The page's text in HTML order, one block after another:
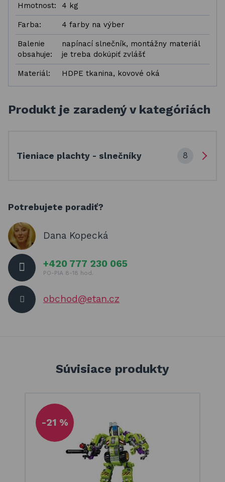
Hmotnost: 4 kg
Farba: 4 farby na výber
Balenie
obsahuje:
napínací slnečník, montážny materiál
je treba dokúpiť zvlášť
Materiál: HDPE tkanina, kovové oká
Produkt je zaradený v kategóriách
Tieniace plachty - slnečníky 8
Potrebujete poradiť?
Dana Kopecká
+420 777 230 065
PO-PIA 8-18 hod.
obchod@etan.cz
Súvisiace produkty
-21 %